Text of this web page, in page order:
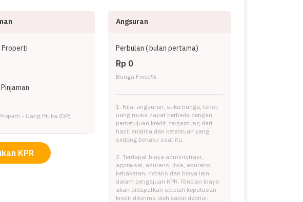
- Uang Muka (DP)
KPR
Angsuran
Perbulan (bulan pertama)
Rp 0
Bunga Fixed%
1. Nilai angsuran, suku bunga, tenor,
uang muka dapat berbeda dengan
persetujuan kredit, tergantung dari
hasil analisa dan ketentuan yang
sedang berlaku saat itu.
2. Terdapat biaya administrasi,
appraisal, asuransi jiwa, asuransi
kebakaran, notaris dan biaya lain
dalam pengajuan KPR. Rincian biaya
akan didapatkan setelah keputusan
kredit diterima oleh calon debitur.